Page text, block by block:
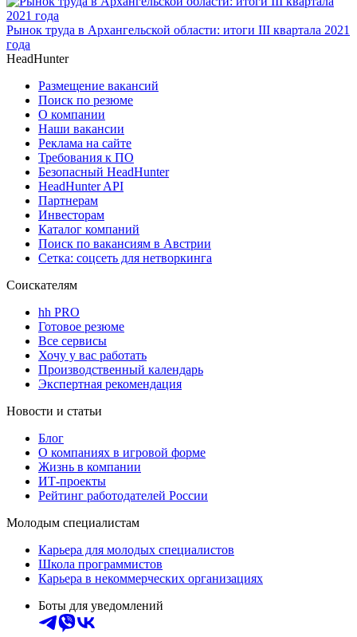
Рынок труда в Архангельской области: итоги III квартала 2021
года
HeadHunter
Размещение вакансий
Поиск по резюме
О компании
Наши вакансии
Реклама на сайте
Требования к ПО
Безопасный HeadHunter
HeadHunter API
Партнерам
Инвесторам
Каталог компаний
Поиск по вакансиям в Австрии
Сетка: соцсеть для нетворкинга
Соискателям
hh PRO
Готовое резюме
Все сервисы
Хочу у вас работать
Производственный календарь
Экспертная рекомендация
Новости и статьи
Блог
О компаниях в игровой форме
Жизнь в компании
ИТ-проекты
Рейтинг работодателей России
Молодым специалистам
Карьера для молодых специалистов
Школа программистов
Карьера в некоммерческих организациях
Боты для уведомлений